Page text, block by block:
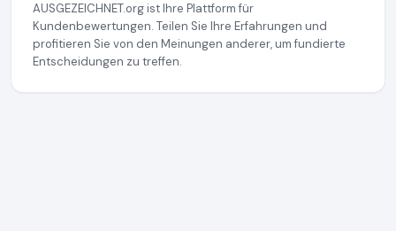
AUSGEZEICHNET.org ist Ihre Plattform für
Kundenbewertungen. Teilen Sie Ihre Erfahrungen und
profitieren Sie von den Meinungen anderer, um fundierte
Entscheidungen zu treffen.